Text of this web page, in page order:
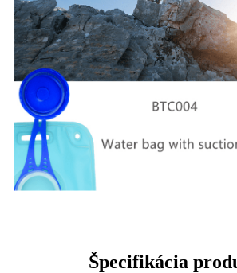
Špecifikácia